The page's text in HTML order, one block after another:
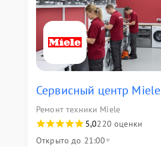
Сервисный центр Miele
Ремонт техники Miele
5,0220 оценки
Открыто до 21:00